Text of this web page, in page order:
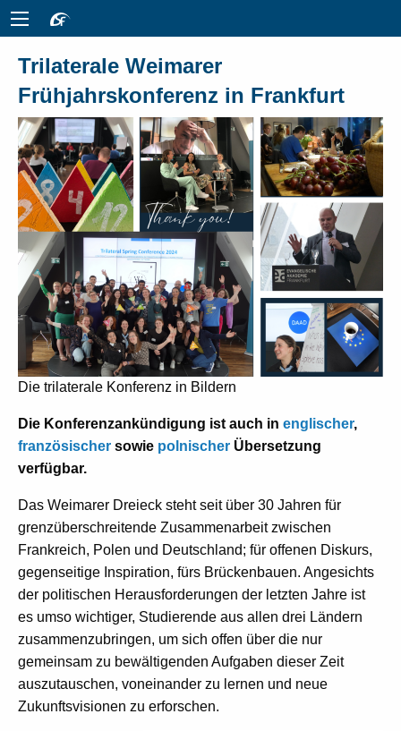
Trilaterale Weimarer
Frühjahrskonferenz in Frankfurt
Die trilaterale Konferenz in Bildern
Die Konferenzankündigung ist auch in englischer,
französischer sowie polnischer Übersetzung
verfügbar.
Das Weimarer Dreieck steht seit über 30 Jahren für
grenzüberschreitende Zusammenarbeit zwischen
Frankreich, Polen und Deutschland; für offenen Diskurs,
gegenseitige Inspiration, fürs Brückenbauen. Angesichts
der politischen Herausforderungen der letzten Jahre ist
es umso wichtiger, Studierende aus allen drei Ländern
zusammenzubringen, um sich offen über die nur
gemeinsam zu bewältigenden Aufgaben dieser Zeit
auszutauschen, voneinander zu lernen und neue
Zukunftsvisionen zu erforschen.